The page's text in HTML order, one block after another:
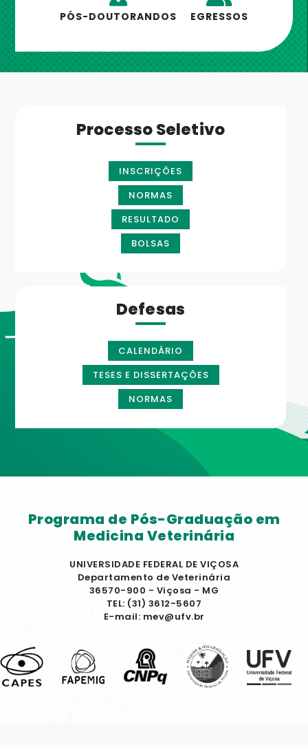
PÓS-DOUTORANDOS EGRESSOS
Processo Seletivo
INSCRIÇÕES
NORMAS
RESULTADO
BOLSAS
Defesas
CALENDÁRIO
TESES E DISSERTAÇÕES
NORMAS
Programa de Pós-Graduação em
Medicina Veterinária
UNIVERSIDADE FEDERAL DE VIÇOSA
Departamento de Veterinária
36570-900 - Viçosa - MG
TEL: (31) 3612-5607
E-mail: mev@ufv.br